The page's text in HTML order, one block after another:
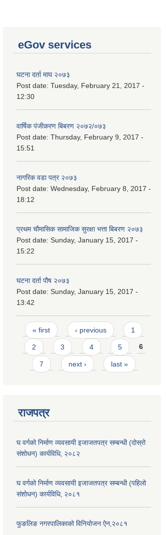
eGov services
घटना दर्ता माघ २०७३
Post date: Tuesday, February 21, 2017 -
12:30
वार्षिक पंजीकरण बिबरण २०७२/०७३
Post date: Thursday, February 9, 2017 -
15:51
नागरिक वडा पत्र २०७३
Post date: Wednesday, February 8, 2017 -
18:12
प्रथम चौमासिक सामाजिक सुरक्षा भत्ता बिबरण २०७३
Post date: Sunday, January 15, 2017 -
15:22
घटना दर्ता पौष २०७३
Post date: Sunday, January 15, 2017 -
13:42
Pages
« first ‹ previous 1
2 3 4 5 6
7 next › last »
राजपत्र
घ वर्गको निर्माण व्यवसायी इजाजतपत्र सम्बन्धी (दोस्रो
संशोधन) कार्यविधि‚ २०८२
घ वर्गको निर्माण व्यवसायी इजाजतपत्र सम्बन्धी (पहिलो
संशोधन) कार्यविधि‚ २०८१
फुङलिङ नगरपालिकाको विनियोजन ऐन‚२०८१